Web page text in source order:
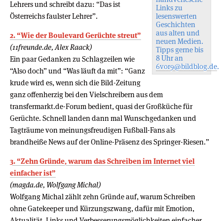
Links zu
lesenswerten
Geschichten
aus alten und
neuen Medien.
Tipps gerne bis
8 Uhr an
6vor9@bildblog.de.
Lehrers und schreibt dazu: “Das ist
Österreichs faulster Lehrer”.
2. “Wie der Boulevard Gerüchte streut”
(11freunde.de, Alex Raack)
Ein paar Gedanken zu Schlagzeilen wie
“Also doch” und “Was läuft da mit”: “Ganz
krude wird es, wenn sich die Bild-Zeitung
ganz offenherzig bei den Vielschreibern aus dem
transfermarkt.de-Forum bedient, quasi der Großküche für
Gerüchte. Schnell landen dann mal Wunschgedanken und
Tagträume von meinungsfreudigen Fußball-Fans als
brandheiße News auf der Online-Präsenz des Springer-Riesen.”
3. “Zehn Gründe, warum das Schreiben im Internet viel
einfacher ist”
(magda.de, Wolfgang Michal)
Wolfgang Michal zählt zehn Gründe auf, warum Schreiben
ohne Gatekeeper und Kürzungszwang, dafür mit Emotion,